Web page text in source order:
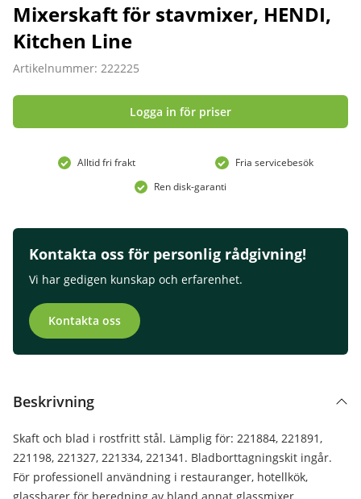
Mixerskaft för stavmixer, HENDI,
Kitchen Line
Artikelnummer: 222225
Logga in för priser
Alltid fri frakt
Fria servicebesök
Ren disk-garanti
Kontakta oss för personlig rådgivning!
Vi har gedigen kunskap och erfarenhet.
Kontakta oss
Beskrivning
Skaft och blad i rostfritt stål. Lämplig för: 221884, 221891,
221198, 221327, 221334, 221341. Bladborttagningskit ingår.
För professionell användning i restauranger, hotellkök,